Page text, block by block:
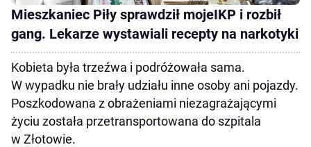
Mieszkaniec Piły sprawdził mojeIKP i rozbił
gang. Lekarze wystawiali recepty na narkotyki
Kobieta była trzeźwa i podróżowała sama.
W wypadku nie brały udziału inne osoby ani pojazdy.
Poszkodowana z obrażeniami niezagrażającymi
życiu została przetransportowana do szpitala
w Złotowie.